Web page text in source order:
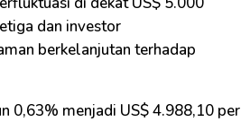
dan investor
berkelanjutan terhadap
0,63% menjadi US$ 4.988,10 per